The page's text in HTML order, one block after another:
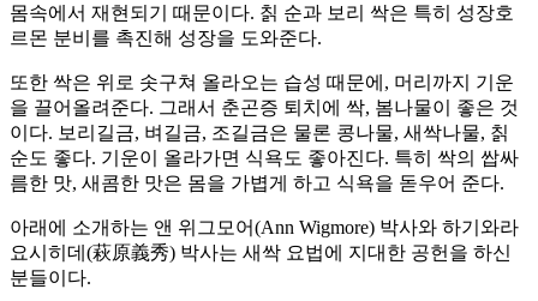
몸속에서 재현되기 때문이다. 칡 순과 보리 싹은 특히 성장호
르몬 분비를 촉진해 성장을 도와준다.
또한 싹은 위로 솟구쳐 올라오는 습성 때문에, 머리까지 기운
을 끌어올려준다. 그래서 춘곤증 퇴치에 싹, 봄나물이 좋은 것
이다. 보리길금, 벼길금, 조길금은 물론 콩나물, 새싹나물, 칡
순도 좋다. 기운이 올라가면 식욕도 좋아진다. 특히 싹의 쌉싸
름한 맛, 새콤한 맛은 몸을 가볍게 하고 식욕을 돋우어 준다.
아래에 소개하는 앤 위그모어(Ann Wigmore) 박사와 하기와라
요시히데(萩原義秀) 박사는 새싹 요법에 지대한 공헌을 하신
분들이다.